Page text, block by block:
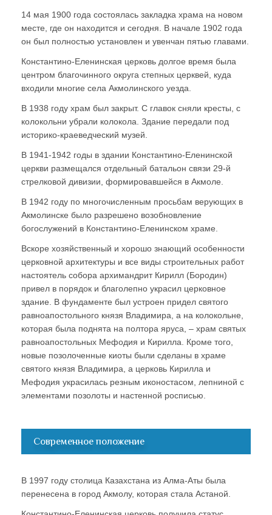
14 мая 1900 года состоялась закладка храма на новом
месте, где он находится и сегодня. В начале 1902 года
он был полностью установлен и увенчан пятью главами.
Константино-Еленинская церковь долгое время была
центром благочинного округа степных церквей, куда
входили многие села Акмолинского уезда.
В 1938 году храм был закрыт. С главок сняли кресты, с
колокольни убрали колокола. Здание передали под
историко-краеведческий музей.
В 1941-1942 годы в здании Константино-Еленинской
церкви размещался отдельный батальон связи 29-й
стрелковой дивизии, формировавшейся в Акмоле.
В 1942 году по многочисленным просьбам верующих в
Акмолинске было разрешено возобновление
богослужений в Константино-Еленинском храме.
Вскоре хозяйственный и хорошо знающий особенности
церковной архитектуры и все виды строительных работ
настоятель собора архимандрит Кирилл (Бородин)
привел в порядок и благолепно украсил церковное
здание. В фундаменте был устроен придел святого
равноапостольного князя Владимира, а на колокольне,
которая была поднята на полтора яруса, – храм святых
равноапостольных Мефодия и Кирилла. Кроме того,
новые позолоченные киоты были сделаны в храме
святого князя Владимира, а церковь Кирилла и
Мефодия украсилась резным иконостасом, лепниной с
элементами позолоты и настенной росписью.
Современное положение
В 1997 году столица Казахстана из Алма-Аты была
перенесена в город Акмолу, которая стала Астаной.